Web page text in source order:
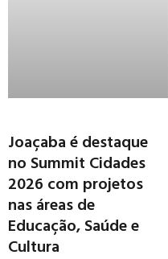
Joaçaba é destaque
no Summit Cidades
2026 com projetos
nas áreas de
Educação, Saúde e
Cultura